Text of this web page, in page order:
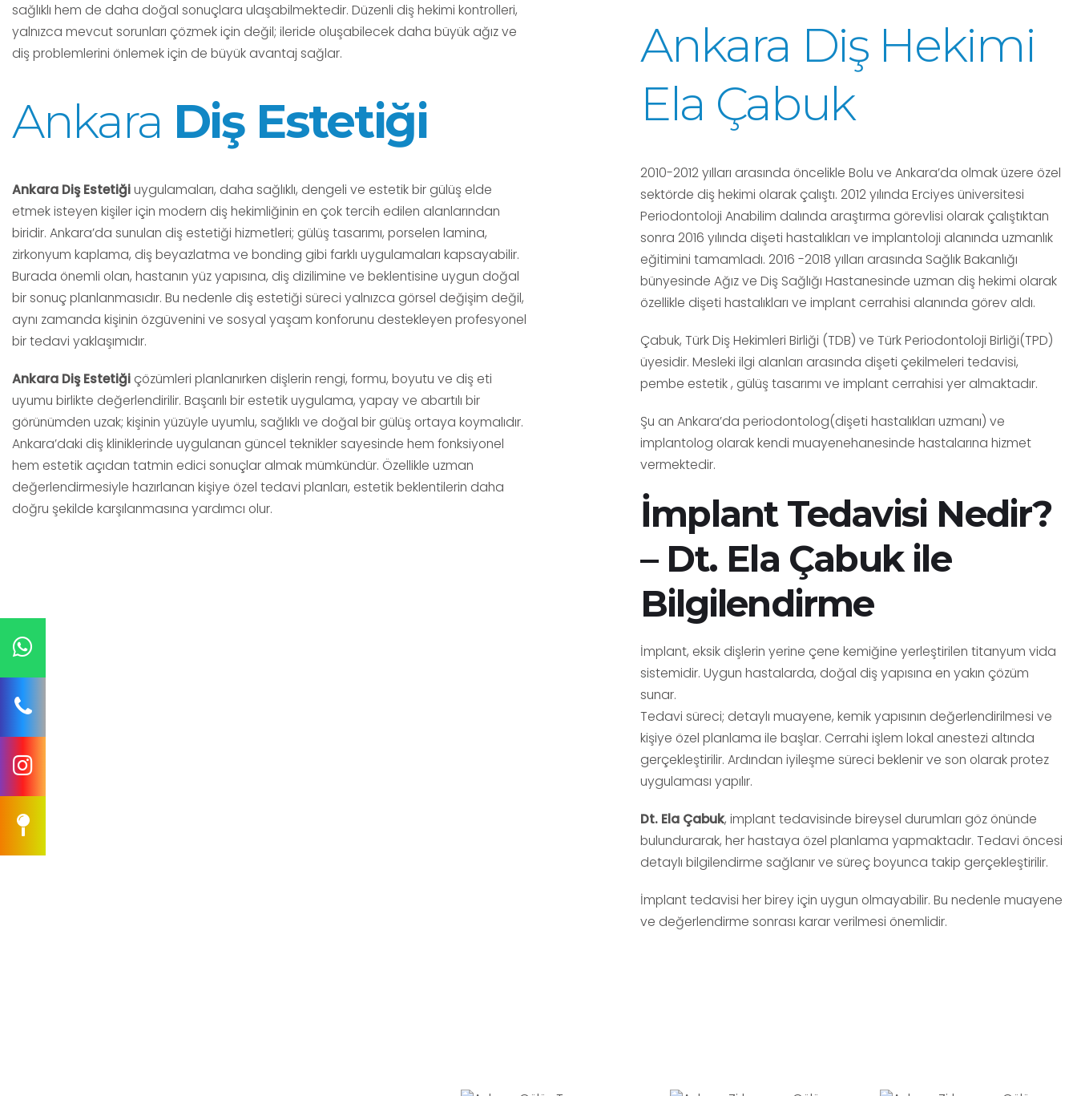
sağlıklı hem de daha doğal sonuçlara ulaşabilmektedir. Düzenli diş hekimi kontrolleri,
yalnızca mevcut sorunları çözmek için değil; ileride oluşabilecek daha büyük ağız ve
diş problemlerini önlemek için de büyük avantaj sağlar.
Ankara Diş Estetiği
Ankara Diş Estetiğiuygulamaları, daha sağlıklı, dengeli ve estetik bir gülüş elde
etmek isteyen kişiler için modern diş hekimliğinin en çok tercih edilen alanlarından
biridir. Ankara’da sunulan diş estetiği hizmetleri; gülüş tasarımı, porselen lamina,
zirkonyum kaplama, diş beyazlatma ve bonding gibi farklı uygulamaları kapsayabilir.
Burada önemli olan, hastanın yüz yapısına, diş dizilimine ve beklentisine uygun doğal
bir sonuç planlanmasıdır. Bu nedenle diş estetiği süreci yalnızca görsel değişim değil,
aynı zamanda kişinin özgüvenini ve sosyal yaşam konforunu destekleyen profesyonel
bir tedavi yaklaşımıdır.
Ankara Diş Estetiği çözümleri planlanırken dişlerin rengi, formu, boyutu ve diş eti
uyumu birlikte değerlendirilir. Başarılı bir estetik uygulama, yapay ve abartılı bir
görünümden uzak; kişinin yüzüyle uyumlu, sağlıklı ve doğal bir gülüş ortaya koymalıdır.
Ankara’daki diş kliniklerinde uygulanan güncel teknikler sayesinde hem fonksiyonel
hem estetik açıdan tatmin edici sonuçlar almak mümkündür. Özellikle uzman
değerlendirmesiyle hazırlanan kişiye özel tedavi planları, estetik beklentilerin daha
doğru şekilde karşılanmasına yardımcı olur.
Ankara Diş Hekimi
Ela Çabuk
2010-2012 yılları arasında öncelikle Bolu ve Ankara’da olmak üzere özel
sektörde diş hekimi olarak çalıştı. 2012 yılında Erciyes üniversitesi
Periodontoloji Anabilim dalında araştırma görevlisi olarak çalıştıktan
sonra 2016 yılında dişeti hastalıkları ve implantoloji alanında uzmanlık
eğitimini tamamladı. 2016 -2018 yılları arasında Sağlık Bakanlığı
bünyesinde Ağız ve Diş Sağlığı Hastanesinde uzman diş hekimi olarak
özellikle dişeti hastalıkları ve implant cerrahisi alanında görev aldı.
Çabuk, Türk Diş Hekimleri Birliği (TDB) ve Türk Periodontoloji Birliği(TPD)
üyesidir. Mesleki ilgi alanları arasında dişeti çekilmeleri tedavisi,
pembe estetik , gülüş tasarımı ve implant cerrahisi yer almaktadır.
Şu an Ankara’da periodontolog(dişeti hastalıkları uzmanı) ve
implantolog olarak kendi muayenehanesinde hastalarına hizmet
vermektedir.
İmplant Tedavisi Nedir?
– Dt. Ela Çabuk ile
Bilgilendirme
İmplant, eksik dişlerin yerine çene kemiğine yerleştirilen titanyum vida
sistemidir. Uygun hastalarda, doğal diş yapısına en yakın çözüm
sunar.
Tedavi süreci; detaylı muayene, kemik yapısının değerlendirilmesi ve
kişiye özel planlama ile başlar. Cerrahi işlem lokal anestezi altında
gerçekleştirilir. Ardından iyileşme süreci beklenir ve son olarak protez
uygulaması yapılır.
Dt. Ela Çabuk, implant tedavisinde bireysel durumları göz önünde
bulundurarak, her hastaya özel planlama yapmaktadır. Tedavi öncesi
detaylı bilgilendirme sağlanır ve süreç boyunca takip gerçekleştirilir.
İmplant tedavisi her birey için uygun olmayabilir. Bu nedenle muayene
ve değerlendirme sonrası karar verilmesi önemlidir.